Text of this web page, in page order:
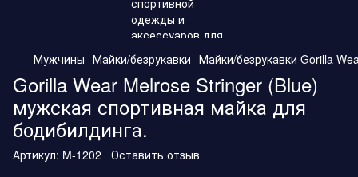
Мужчины Майки/безрукавки Майки/безрукавки Gorilla
Gorilla Wear Melrose Stringer (Blue)
мужская спортивная майка для
бодибилдинга.
Артикул: M-1202 Оставить отзыв